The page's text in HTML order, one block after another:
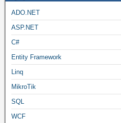
ADO.NET
ASP.NET
C#
Entity Framework
Linq
MikroTik
SQL
WCF